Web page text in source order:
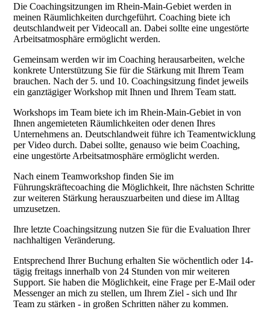
Die Coachingsitzungen im Rhein-Main-Gebiet werden in
meinen Räumlichkeiten durchgeführt. Coaching biete ich
deutschlandweit per Videocall an. Dabei sollte eine ungestörte
Arbeitsatmosphäre ermöglicht werden.
Gemeinsam werden wir im Coaching herausarbeiten, welche
konkrete Unterstützung Sie für die Stärkung mit Ihrem Team
brauchen. Nach der 5. und 10. Coachingsitzung findet jeweils
ein ganztägiger Workshop mit Ihnen und Ihrem Team statt.
Workshops im Team biete ich im Rhein-Main-Gebiet in von
Ihnen angemieteten Räumlichkeiten oder denen Ihres
Unternehmens an. Deutschlandweit führe ich Teamentwicklung
per Video durch. Dabei sollte, genauso wie beim Coaching,
eine ungestörte Arbeitsatmosphäre ermöglicht werden.
Nach einem Teamworkshop finden Sie im
Führungskräftecoaching die Möglichkeit, Ihre nächsten Schritte
zur weiteren Stärkung herauszuarbeiten und diese im Alltag
umzusetzen.
Ihre letzte Coachingsitzung nutzen Sie für die Evaluation Ihrer
nachhaltigen Veränderung.
Entsprechend Ihrer Buchung erhalten Sie wöchentlich oder 14-
tägig freitags innerhalb von 24 Stunden von mir weiteren
Support. Sie haben die Möglichkeit, eine Frage per E-Mail oder
Messenger an mich zu stellen, um Ihrem Ziel - sich und Ihr
Team zu stärken - in großen Schritten näher zu kommen.